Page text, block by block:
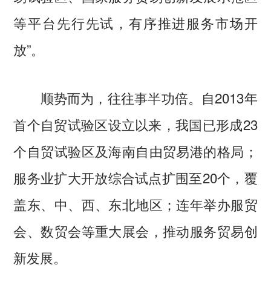
等平台先行先试，有序推进服务市场开
放”。
顺势而为，往往事半功倍。自2013年
首个自贸试验区设立以来，我国已形成23
个自贸试验区及海南自由贸易港的格局；
服务业扩大开放综合试点扩围至20个，覆
盖东、中、西、东北地区；连年举办服贸
会、数贸会等重大展会，推动服务贸易创
新发展。